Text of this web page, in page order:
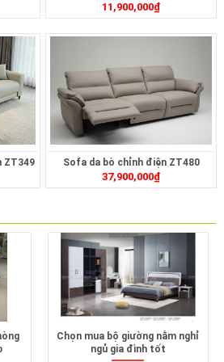
11,900,000₫
ZT349 Sofa da bò chỉnh điện ZT480
37,900,000₫
Chọn mua bộ giường nằm nghỉ
ngủ gia đình tốt